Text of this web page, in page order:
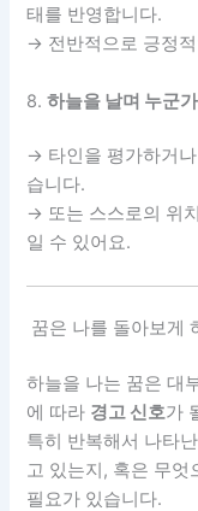
태를 반영합니다.
→ 전반적으로 긍정
8.하늘을 날며 누군
→ 타인을 평가하거
습니다.
→ 또는 스스로의 위
일 수 있어요.
꿈은 나를 돌아보게
하늘을 나는 꿈은 대
에 따라 경고 신호가
특히 반복해서 나타
고 있는지, 혹은 무
필요가 있습니다.